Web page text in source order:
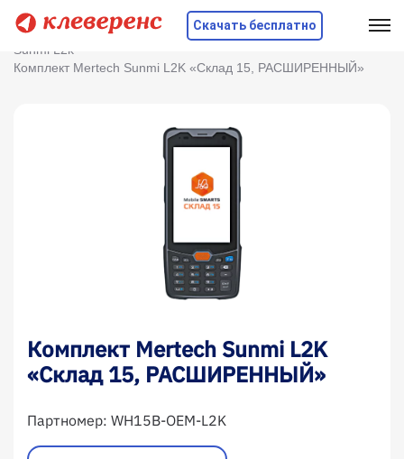
Скачать бесплатно
Главная Оборудование ТСД
Sunmi
Sunmi L2k
Комплект Mertech Sunmi L2K «Склад 15, РАСШИРЕННЫЙ»
Комплект Mertech Sunmi L2K
«Склад 15, РАСШИРЕННЫЙ»
Партномер: WH15B-OEM-L2K